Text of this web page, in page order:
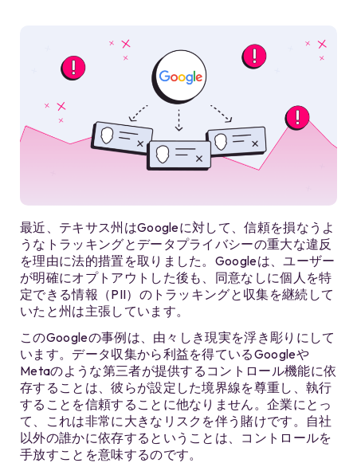
最近、テキサス州はGoogleに対して、信頼を損なうよ
うなトラッキングとデータプライバシーの重大な違反
を理由に法的措置を取りました。Googleは、ユーザー
が明確にオプトアウトした後も、同意なしに個人を特
定できる情報（PII）のトラッキングと収集を継続して
いたと州は主張しています。
このGoogleの事例は、由々しき現実を浮き彫りにして
います。データ収集から利益を得ているGoogleや
Metaのような第三者が提供するコントロール機能に依
存することは、彼らが設定した境界線を尊重し、執行
することを信頼することに他なりません。企業にとっ
て、これは非常に大きなリスクを伴う賭けです。自社
以外の誰かに依存するということは、コントロールを
手放すことを意味するのです。